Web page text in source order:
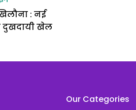
: नई
दुखदायी खेल
Our Categories